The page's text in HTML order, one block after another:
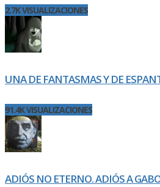
2.7K VISUALIZACIONES
UNA DE FANTASMAS Y DE
91.4K VISUALIZACIONES
ADIÓS NO ETERNO. ADIÓS A